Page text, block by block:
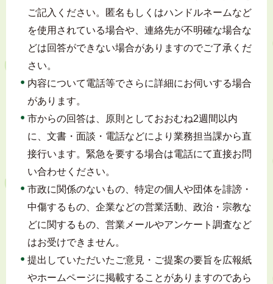
ご記入ください。匿名もしくはハンドルネームなど
を使用されている場合や、連絡先が不明確な場合な
どは回答ができない場合がありますのでご了承くだ
さい。
内容について電話等でさらに詳細にお伺いする場合
があります。
市からの回答は、原則としておおむね2週間以内
に、文書・面談・電話などにより業務担当課から直
接行います。緊急を要する場合は電話にて直接お問
い合わせください。
市政に関係のないもの、特定の個人や団体を誹謗・
中傷するもの、企業などの営業活動、政治・宗教な
どに関するもの、営業メールやアンケート調査など
はお受けできません。
提出していただいたご意見・ご提案の要旨を広報紙
やホームページに掲載することがありますのであら